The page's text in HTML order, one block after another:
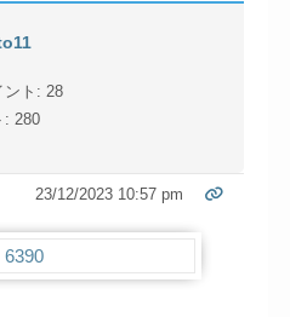
ント: 28
: 280
23/12/2023 10:57 pm